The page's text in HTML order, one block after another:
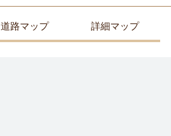
道路マップ 詳細マップ